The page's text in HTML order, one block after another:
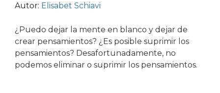
Autor: Elisabet Schiavi
¿Puedo dejar la mente en blanco y dejar de
crear pensamientos? ¿Es posible suprimir los
pensamientos? Desafortunadamente, no
podemos eliminar o suprimir los pensamientos.